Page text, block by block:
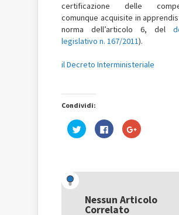
certificazione delle
comunque acquisite in
norma dell’articolo 6, del
legislativo n. 167/2011).
il Decreto Interministeriale
Condividi:
Fai
clic
una
nuova
finestra)
Fai
clic
nuova
finestra)
Fai
clic
una
nuova
Nessun Articolo
Correlato